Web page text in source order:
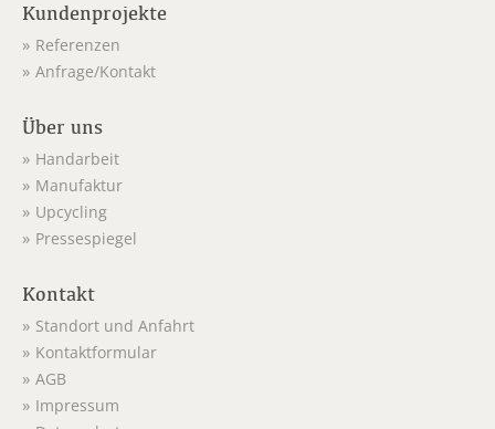
Kundenprojekte
Referenzen
Anfrage/Kontakt
Über uns
Handarbeit
Manufaktur
Upcycling
Pressespiegel
Kontakt
Standort und Anfahrt
Kontaktformular
AGB
Impressum